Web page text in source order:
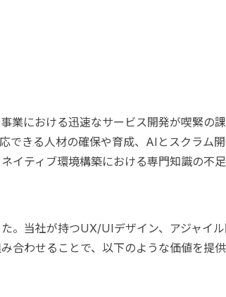
業における迅速なサービス開発が喫緊の
できる人材の確保や育成、AIとスクラム
イティブ環境構築における専門知識の不
。当社が持つUX/UIデザイン、アジャイ
合わせることで、以下のような価値を提